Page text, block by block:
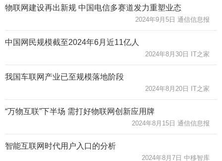
物联网建设再出新规 中国电信多赛道发力重塑业态
2024年9月5日 通信信息报
中国网民规模截至2024年6月近11亿人
2024年8月30日 IT之家
我国车联网产业已至规模落地阶段
2024年8月20日 IT之家
“万物互联”下半场 需打好物联网创新应用牌
2024年8月15日 通信信息报
智能互联网时代用户入口的分析
2024年8月7日 中移智库